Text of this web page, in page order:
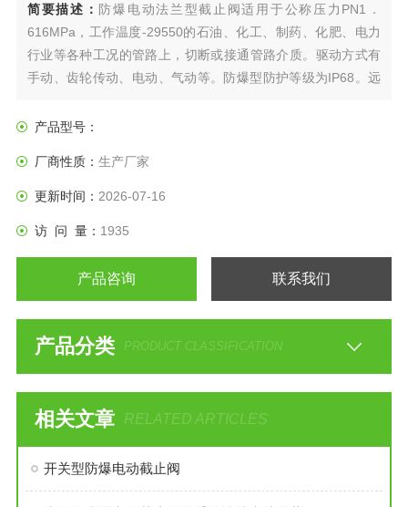
简要描述： 防爆电动法兰型截止阀适用于公称压力PN1．
616MPa，工作温度-29550的石油、化工、制药、化肥、电力
行业等各种工况的管路上，切断或接通管路介质。驱动方式有
手动、齿轮传动、电动、气动等。防爆型防护等级为IP68。远
电气元件安装在一块可翻转的板上，以便对力矩控制、行程控
产品型号：
厂商性质： 生产厂家
更新时间： 2026-07-16
访 问 量： 1935
产品咨询 联系我们
产品分类 PRODUCT CLASSIFICATION
相关文章 RELATED ARTICLES
开关型防爆电动截止阀